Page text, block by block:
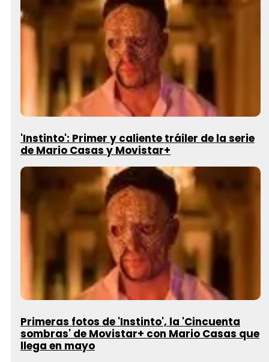
'Instinto': Primer y caliente tráiler de la serie
de Mario Casas y Movistar+
Primeras fotos de 'Instinto', la 'Cincuenta
sombras' de Movistar+ con Mario Casas que
llega en mayo